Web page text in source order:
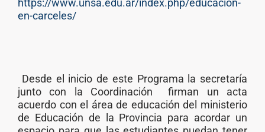
en-carceles/
Desde el inicio de este Programa la secretaría
junto con la Coordinación firman un acta
acuerdo con el área de educación del ministerio
de Educación de la Provincia para acordar un